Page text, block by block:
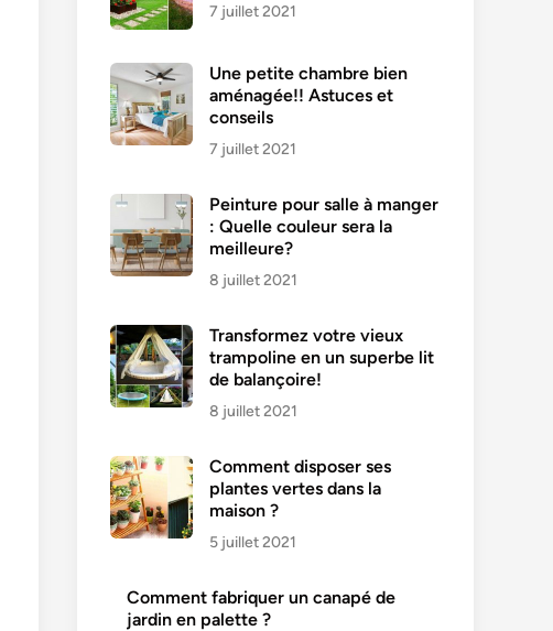
7 juillet 2021
Une petite chambre bien
aménagée!! Astuces et
conseils
7 juillet 2021
Peinture pour salle à manger
: Quelle couleur sera la
meilleure?
8 juillet 2021
Transformez votre vieux
trampoline en un superbe lit
de balançoire!
8 juillet 2021
Comment disposer ses
plantes vertes dans la
maison ?
5 juillet 2021
Comment fabriquer un canapé de
jardin en palette ?